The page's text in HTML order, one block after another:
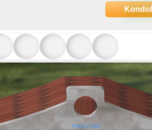
Petra Freier